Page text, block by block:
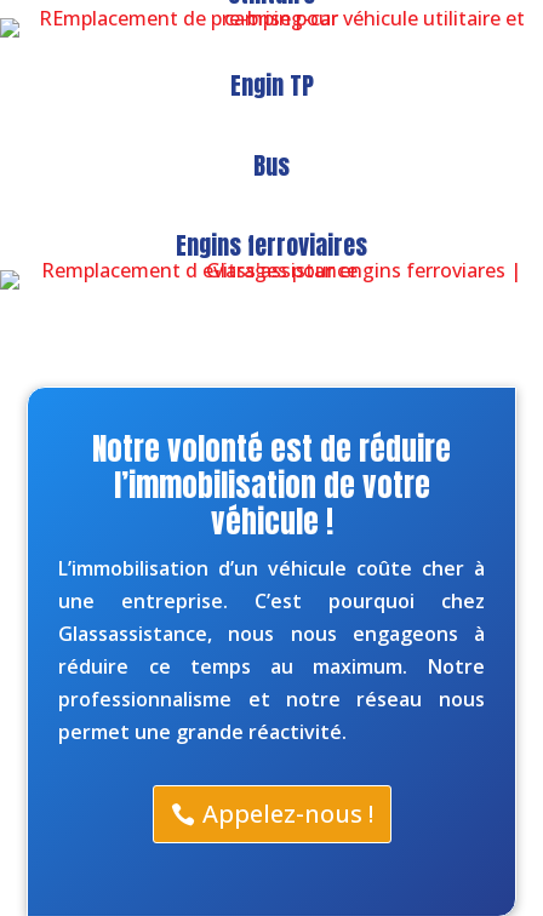
Engin TP
Bus
Engins ferroviaires
Notre volonté est de réduire
l’immobilisation de votre
véhicule !
L’immobilisation d’un véhicule coûte cher à
une entreprise. C’est pourquoi chez
Glassassistance, nous nous engageons à
réduire ce temps au maximum. Notre
professionnalisme et notre réseau nous
permet une grande réactivité.
Appelez-nous !